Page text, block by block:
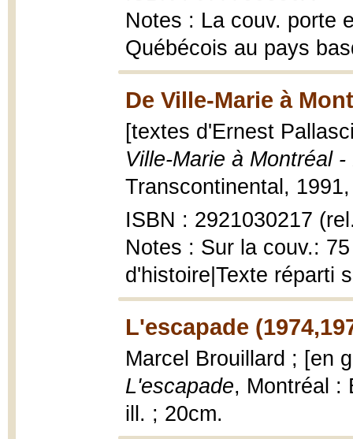
Notes : La couv. porte
Québécois au pays
De Ville-Marie à
[textes d'Ernest
Ville-Marie à Montréal
Transcontinental,
ISBN : 2921030217
Notes : Sur la couv.:
d'histoire|Texte réparti
L'escapade
Marcel Brouillard ; [en
L'escapade, Montréal :
ill. ; 20cm.